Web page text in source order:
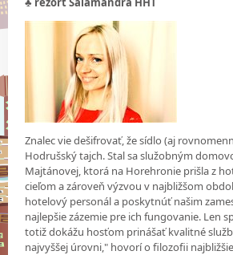
Znalec vie dešifrovať, že sídlo (aj
Hodrušský tajch. Stal sa služobným
Majtánovej, ktorá na Horehronie prišla z
cieľom a zároveň výzvou v najbližšom
hotelový personál a poskytnúť našim
najlepšie zázemie pre ich fungovanie. Len
totiž dokážu hosťom prinášať kvalitné
najvyššej úrovni," hovorí o filozofii